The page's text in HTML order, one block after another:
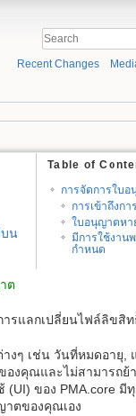
Recent Changes
Table of
การจัดการใบอ
การเข้าถึงก
ใบอนุญาตหา
มีการใช้งาน
กำหนด
บน
ต
ารแลกเปลี่ยนไฟล์ลิขสิท
งๆ เช่น วันที่หมดอายุ,
องคุณและไม่สามารถย้
(UI) ของ PMA.core มี
าตของคุณเอง